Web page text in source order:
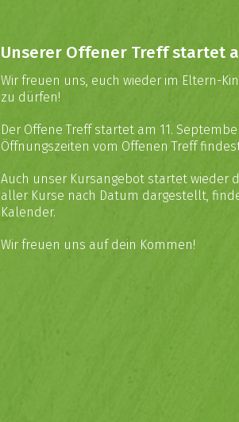
Unserer Offener Treff startet
Wir freuen uns, euch wieder im Eltern-
zu dürfen!
Der Offene Treff startet am 11.
Öffnungszeiten vom Offenen Treff
Auch unser Kursangebot startet wieder
aller Kurse nach Datum dargestellt,
Kalender.
Wir freuen uns auf dein Kommen!